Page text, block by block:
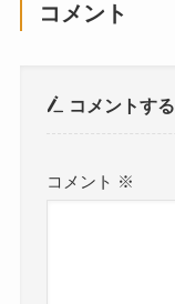
コメント
コメントする
コメント ※